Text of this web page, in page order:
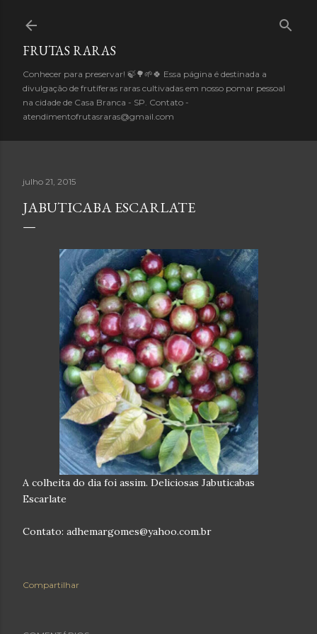
FRUTAS RARAS
Conhecer para preservar! 🍃🌳🌱🍀 Essa página é destinada a
divulgação de frutíferas raras cultivadas em nosso pomar pessoal
na cidade de Casa Branca - SP. Contato -
atendimentofrutasraras@gmail.com
julho 21, 2015
JABUTICABA ESCARLATE
A colheita do dia foi assim. Deliciosas Jabuticabas
Escarlate
Contato: adhemargomes@yahoo.com.br
Compartilhar